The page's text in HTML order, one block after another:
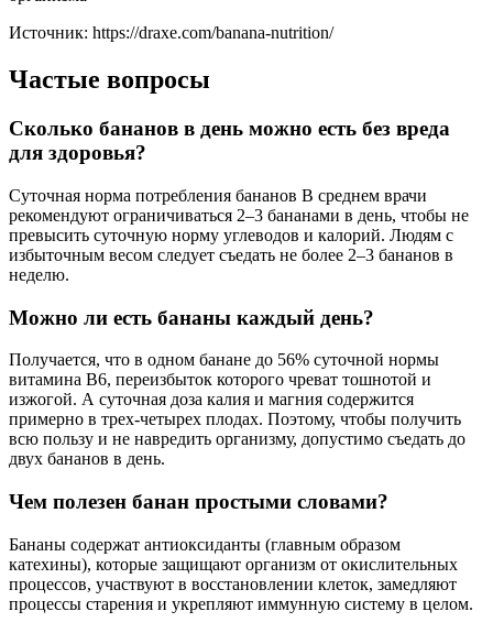
Источник: https://draxe.com/banana-nutrition/
Частые вопросы
Сколько бананов в день можно есть без вреда
для здоровья?
Суточная норма потребления бананов В среднем врачи
рекомендуют ограничиваться 2–3 бананами в день, чтобы не
превысить суточную норму углеводов и калорий. Людям с
избыточным весом следует съедать не более 2–3 бананов в
неделю.
Можно ли есть бананы каждый день?
Получается, что в одном банане до 56% суточной нормы
витамина В6, переизбыток которого чреват тошнотой и
изжогой. А суточная доза калия и магния содержится
примерно в трех-четырех плодах. Поэтому, чтобы получить
всю пользу и не навредить организму, допустимо съедать до
двух бананов в день.
Чем полезен банан простыми словами?
Бананы содержат антиоксиданты (главным образом
катехины), которые защищают организм от окислительных
процессов, участвуют в восстановлении клеток, замедляют
процессы старения и укрепляют иммунную систему в целом.